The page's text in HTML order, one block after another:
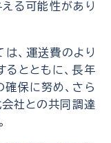
る可能性があり
、運送費のより
とともに、長年
保に努め、さら
社との共同調達